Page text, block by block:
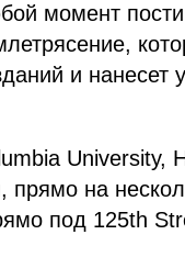
момент
и
University,
прямо на
под 125th